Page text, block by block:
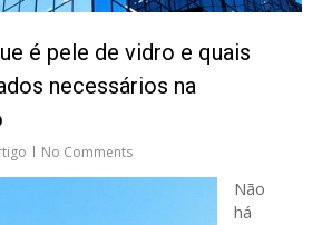
é pele de vidro e quais
necessários na
No Comments
Não
há